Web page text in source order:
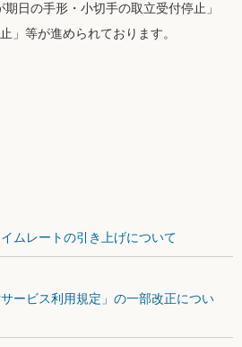
日の手形・小切手の取立受付停止」
」等が進められております。
ムレートの引き上げについて
ービス利用規定」の一部改正につい